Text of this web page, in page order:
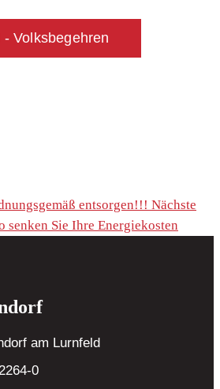
Volksbegehren
entsorgen!!! Nächste
senken Sie Ihre Energiekosten
am Lurnfeld
0